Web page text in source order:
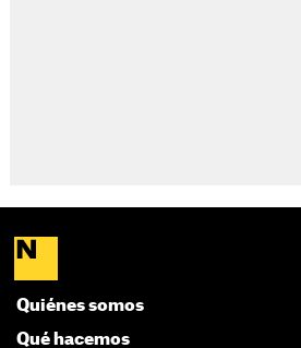
Quiénes somos
Qué hacemos